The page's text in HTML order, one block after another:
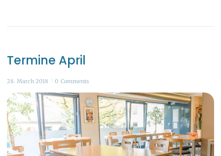
Termine April
28. March 2018 0 Comments